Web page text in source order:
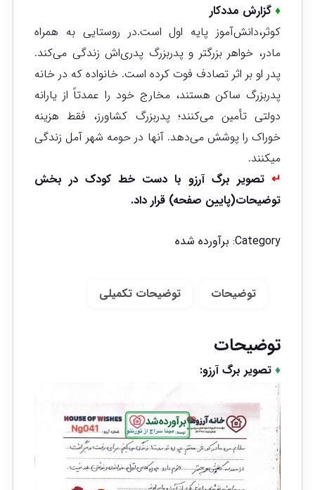
♦ گزارش مددکار
کوثر،دانش‌آموز پایه اول است.در روستایی به همراه
مادر، خواهر بزرگتر و پدربزرگ پدری‌اش زندگی می‌کند.
پدر او بر اثر تصادف فوت کرده است. خانواده که در خانه
پدربزرگ ساکن هستند، مخارج خود را عمدتاً از یارانه
دولتی تأمین می‌کنند؛ پدربزرگ کشاورز، فقط هزینه
خوراک را پوشش می‌دهد. آنها در حومه شهر آمل زندگی
میکنند.
↵تصویر برگ آرزو با دست خط کودک در بخش
توضیحات(پایین صفحه) قرار داد.
Category: برآورده شده
توضیحات توضیحات تکمیلی
توضیحات
♦تصویر برگ آرزو: